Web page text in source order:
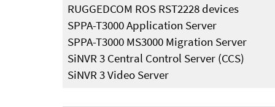
RUGGEDCOM ROS RST2228 devices
SPPA-T3000 Application Server
SPPA-T3000 MS3000 Migration Server
SiNVR 3 Central Control Server (CCS)
SiNVR 3 Video Server